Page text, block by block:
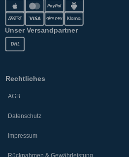
Unser Versandpartner
Rechtliches
AGB
Datenschutz
Impressum
Rücknahmen & Gewährleistung